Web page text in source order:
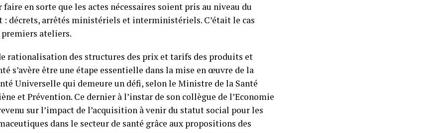
en sorte que les actes nécessaires soient pris au niveau du
: décrets, arrêtés ministériels et interministériels. C’était le cas
premiers ateliers.
rationalisation des structures des prix et tarifs des produits et
s’avère être une étape essentielle dans la mise en œuvre de la
Universelle qui demeure un défi, selon le Ministre de la Santé
et Prévention. Ce dernier à l’instar de son collègue de l’Economie
sur l’impact de l’acquisition à venir du statut social pour les
dans le secteur de santé grâce aux propositions des